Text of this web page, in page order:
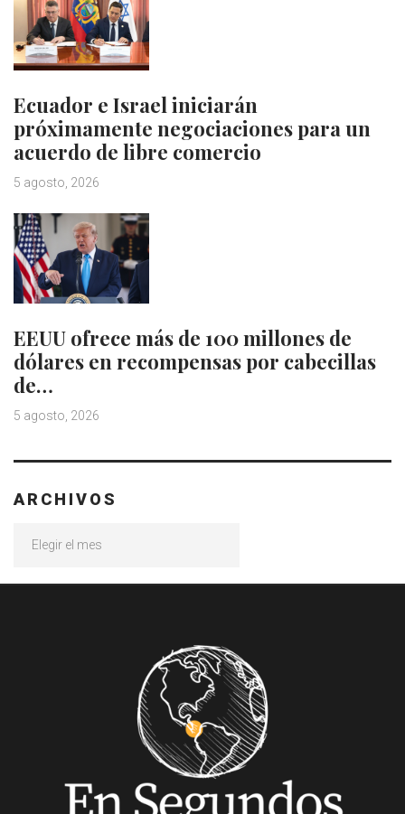
Ecuador e Israel iniciarán
próximamente negociaciones para un
acuerdo de libre comercio
5 agosto, 2026
EEUU ofrece más de 100 millones de
dólares en recompensas por cabecillas
de…
5 agosto, 2026
ARCHIVOS